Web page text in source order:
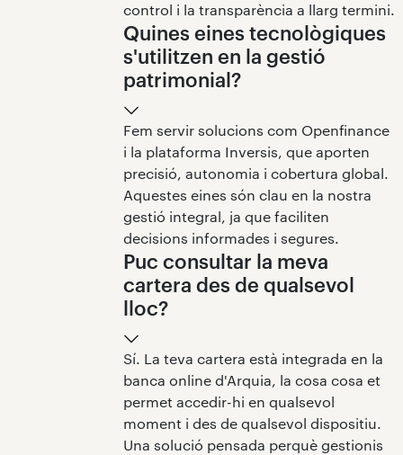
control i la transparència a llarg termini.
Quines eines tecnològiques
s'utilitzen en la gestió
patrimonial?
Fem servir solucions com Openfinance
i la plataforma Inversis, que aporten
precisió, autonomia i cobertura global.
Aquestes eines són clau en la nostra
gestió integral, ja que faciliten
decisions informades i segures.
Puc consultar la meva
cartera des de qualsevol
lloc?
Sí. La teva cartera està integrada en la
banca online d'Arquia, la cosa cosa et
permet accedir-hi en qualsevol
moment i des de qualsevol dispositiu.
Una solució pensada perquè gestionis